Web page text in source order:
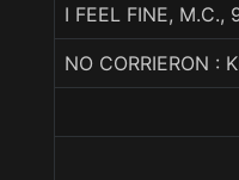
I FEEL FINE, M.C.,
NO CORRIERON :